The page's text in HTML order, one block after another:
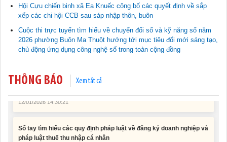
Hội Cựu chiến binh xã Ea Knuếc công bố các quyết định về sắp
xếp các chi hội CCB sau sáp nhập thôn, buôn
Cuộc thi trực tuyến tìm hiểu về chuyển đổi số và kỹ năng số năm
2026 phường Buôn Ma Thuột hướng tới mục tiêu đổi mới sáng tạo,
chủ động ứng dụng công nghệ số trong toàn cộng đồng
THÔNG BÁO Xem tất cả
Tài liệu Hội nghị công chức, viên chức và người lao động năm
2025
15/01/2026 15:29:29
12/01/2026 14:30:21
Sổ tay tìm hiểu các quy định pháp luật về đăng ký doanh nghiệp và